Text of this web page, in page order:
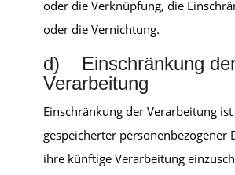
oder die Verknüpfung, die
oder die Vernichtung.
d) Einschränkung
Verarbeitung
Einschränkung der Verarbeitung
gespeicherter personenbezogener
ihre künftige Verarbeitung